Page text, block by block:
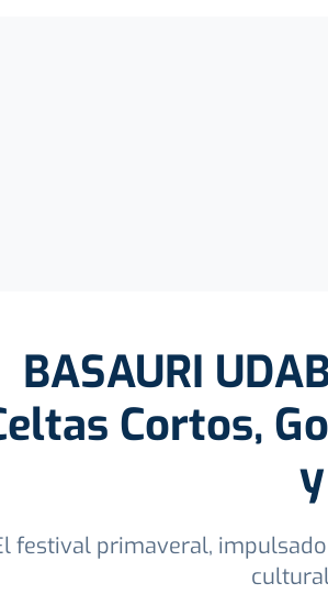
BASAURI
Cortos,
festival primaveral,